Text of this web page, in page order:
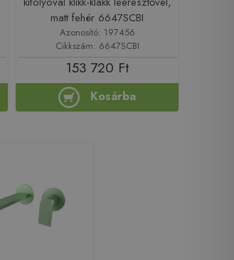
matt fehér 6647SCBI
Azonosító: 197456
Cikkszám: 6647SCBI
153 720 Ft
Kosárba